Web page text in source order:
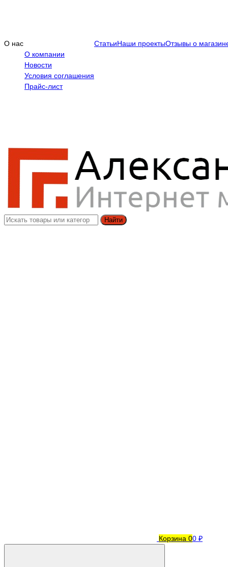
О нас
О компании
Новости
Условия соглашения
Прайс-лист
СтатьиНаши проектыОтзывы о
Найти
Корзина 00 ₽